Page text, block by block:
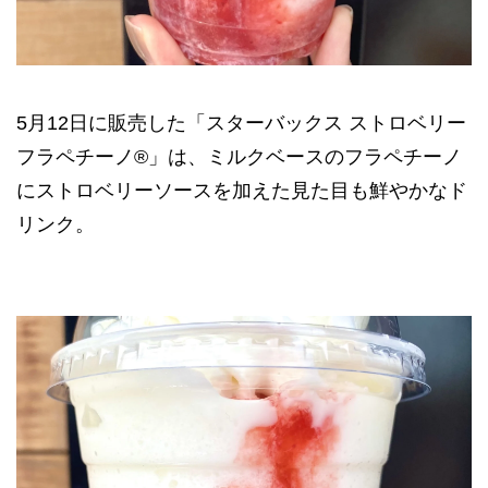
5月12日に販売した「スターバックス ストロベリー
フラペチーノ®」は、ミルクベースのフラペチーノ
にストロベリーソースを加えた見た目も鮮やかなド
リンク。